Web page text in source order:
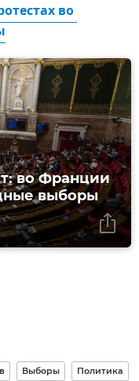
во
во Франции
выборы
Выборы Политика